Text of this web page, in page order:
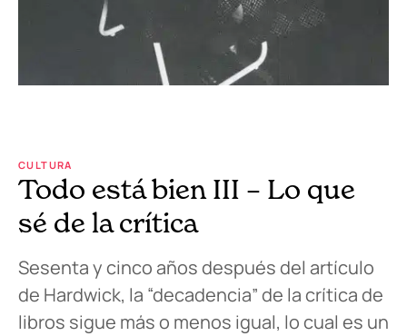
CULTURA
Todo está bien III – Lo que
sé de la crítica
Sesenta y cinco años después del artículo
de Hardwick, la “decadencia” de la crítica de
libros sigue más o menos igual, lo cual es un